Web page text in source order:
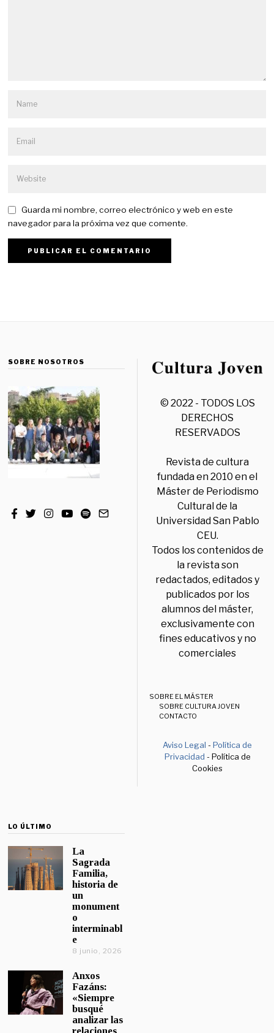
Guarda mi nombre, correo electrónico y web en este
navegador para la próxima vez que comente.
SOBRE NOSOTROS
© 2022 - TODOS LOS
DERECHOS
RESERVADOS
Revista de cultura
fundada en 2010 en el
Máster de Periodismo
Cultural de la
Universidad San Pablo
CEU.
Todos los contenidos de
la revista son
redactados, editados y
publicados por los
alumnos del máster,
exclusivamente con
fines educativos y no
comerciales
SOBRE EL MÁSTER
SOBRE CULTURA JOVEN
CONTACTO
Aviso Legal -Política de
Privacidad - Política de
Cookies
LO ÚLTIMO
La
Sagrada
Familia,
historia de
un
monument
o
interminabl
e
8 junio, 2026
Anxos
Fazáns:
«Siempre
busqué
analizar las